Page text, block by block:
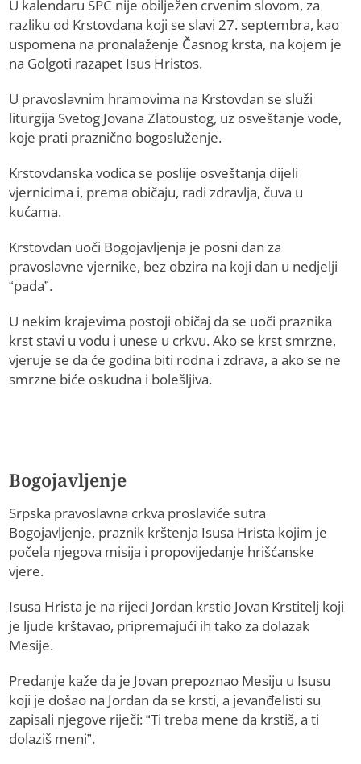
U kalendaru SPC nije obilježen crvenim slovom, za
razliku od Krstovdana koji se slavi 27. septembra, kao
uspomena na pronalaženje Časnog krsta, na kojem je
na Golgoti razapet Isus Hristos.
U pravoslavnim hramovima na Krstovdan se služi
liturgija Svetog Јovana Zlatoustog, uz osveštanje vode,
koje prati praznično bogosluženje.
Krstovdanska vodica se poslije osveštanja dijeli
vjernicima i, prema običaju, radi zdravlja, čuva u
kućama.
Krstovdan uoči Bogojavljenja je posni dan za
pravoslavne vjernike, bez obzira na koji dan u nedjelji
“pada”.
U nekim krajevima postoji običaj da se uoči praznika
krst stavi u vodu i unese u crkvu. Ako se krst smrzne,
vjeruje se da će godina biti rodna i zdrava, a ako se ne
smrzne biće oskudna i bolešljiva.
Bogojavljenje
Srpska pravoslavna crkva proslaviće sutra
Bogojavljenje, praznik krštenja Isusa Hrista kojim je
počela njegova misija i propovijedanje hrišćanske
vjere.
Isusa Hrista je na rijeci Јordan krstio Јovan Krstitelj koji
je ljude krštavao, pripremajući ih tako za dolazak
Mesije.
Predanje kaže da je Јovan prepoznao Mesiju u Isusu
koji je došao na Јordan da se krsti, a jevanđelisti su
zapisali njegove riječi: “Ti treba mene da krstiš, a ti
dolaziš meni”.